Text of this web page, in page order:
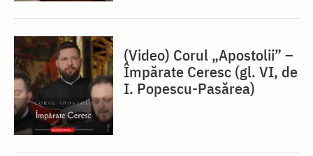
(Video) Corul „Apostolii” –
⁠Împărate Ceresc (gl. VI, de
I. Popescu-Pasărea)